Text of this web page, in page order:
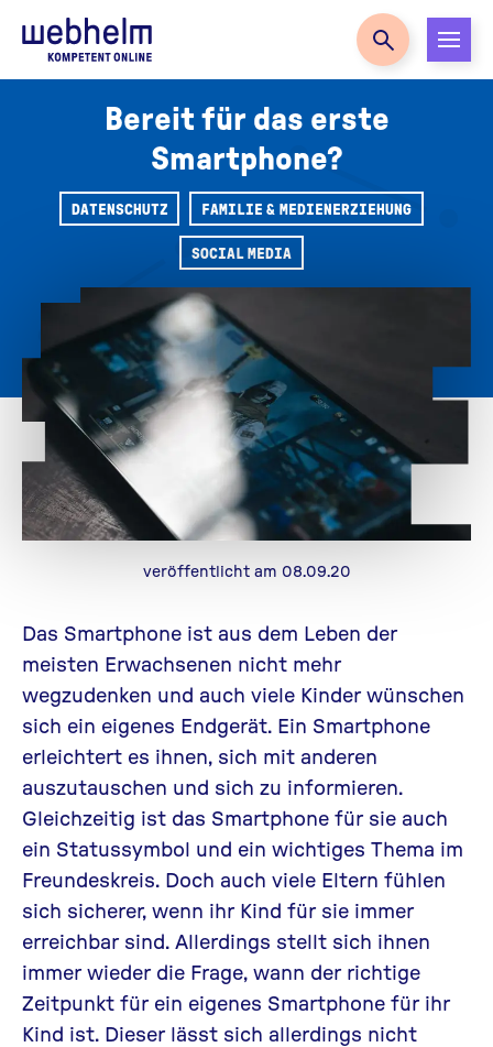
Zur Startseite
Bereit für das erste
Smartphone?
DATENSCHUTZ FAMILIE & MEDIENERZIEHUNG
SOCIAL MEDIA
veröffentlicht am 08.09.20
Das Smartphone ist aus dem Leben der
meisten Erwachsenen nicht mehr
wegzudenken und auch viele Kinder wünschen
sich ein eigenes Endgerät. Ein Smartphone
erleichtert es ihnen, sich mit anderen
auszutauschen und sich zu informieren.
Gleichzeitig ist das Smartphone für sie auch
ein Statussymbol und ein wichtiges Thema im
Freundeskreis. Doch auch viele Eltern fühlen
sich sicherer, wenn ihr Kind für sie immer
erreichbar sind. Allerdings stellt sich ihnen
immer wieder die Frage, wann der richtige
Zeitpunkt für ein eigenes Smartphone für ihr
Kind ist. Dieser lässt sich allerdings nicht